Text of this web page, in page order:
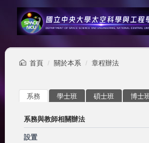
內
首頁 關於本系 章程辦法
系務 學士班 碩士班 博士
系務與教師相關辦法
設置